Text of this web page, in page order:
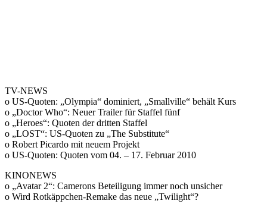
TV-NEWS
o US-Quoten: „Olympia“ dominiert, „Smallville“ behält Kurs
o „Doctor Who“: Neuer Trailer für Staffel fünf
o „Heroes“: Quoten der dritten Staffel
o „LOST“: US-Quoten zu „The Substitute“
o Robert Picardo mit neuem Projekt
o US-Quoten: Quoten vom 04. – 17. Februar 2010
KINONEWS
o „Avatar 2“: Camerons Beteiligung immer noch unsicher
o Wird Rotkäppchen-Remake das neue „Twilight“?